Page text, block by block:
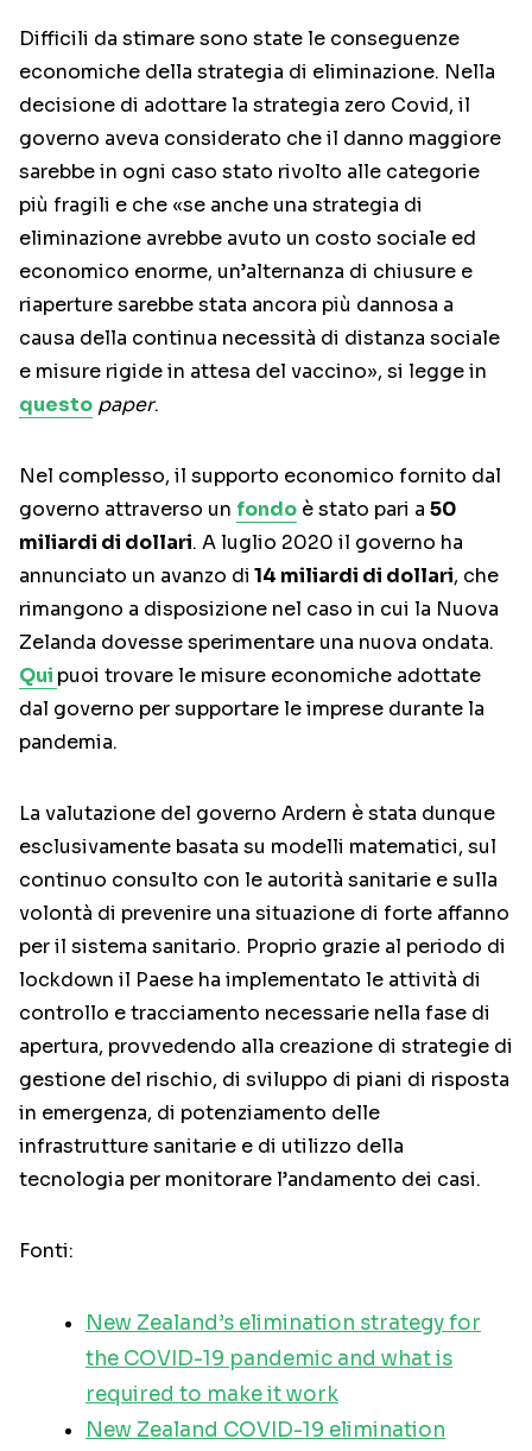
Difficili da stimare sono state le conseguenze
economiche della strategia di eliminazione. Nella
decisione di adottare la strategia zero Covid, il
governo aveva considerato che il danno maggiore
sarebbe in ogni caso stato rivolto alle categorie
più fragili e che «se anche una strategia di
eliminazione avrebbe avuto un costo sociale ed
economico enorme, un’alternanza di chiusure e
riaperture sarebbe stata ancora più dannosa a
causa della continua necessità di distanza sociale
e misure rigide in attesa del vaccino», si legge in
questo paper.
Nel complesso, il supporto economico fornito dal
governo attraverso un fondo è stato pari a 50
miliardi di dollari. A luglio 2020 il governo ha
annunciato un avanzo di 14 miliardi di dollari, che
rimangono a disposizione nel caso in cui la Nuova
Zelanda dovesse sperimentare una nuova ondata.
Qui puoi trovare le misure economiche adottate
dal governo per supportare le imprese durante la
pandemia.
La valutazione del governo Ardern è stata dunque
esclusivamente basata su modelli matematici, sul
continuo consulto con le autorità sanitarie e sulla
volontà di prevenire una situazione di forte affanno
per il sistema sanitario. Proprio grazie al periodo di
lockdown il Paese ha implementato le attività di
controllo e tracciamento necessarie nella fase di
apertura, provvedendo alla creazione di strategie di
gestione del rischio, di sviluppo di piani di risposta
in emergenza, di potenziamento delle
infrastrutture sanitarie e di utilizzo della
tecnologia per monitorare l’andamento dei casi.
Fonti:
New Zealand’s elimination strategy for
the COVID-19 pandemic and what is
required to make it work
New Zealand COVID-19 elimination